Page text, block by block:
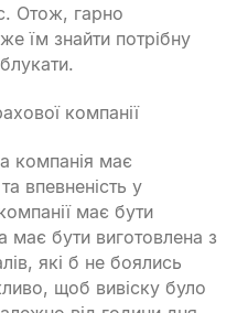
Отож, гарно
їм знайти потрібну
компанії
компанія має
впевненість у
має бути
бути виготовлена з
які б не боялись
щоб вивіску було